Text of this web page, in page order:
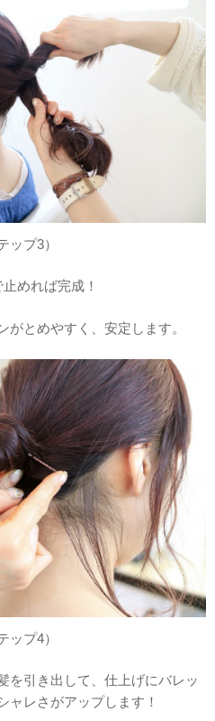
ップ3）
めれば完成！
がとめやすく、安定します。
ップ4）
を引き出して、仕上げにバレッ
ャレさがアップします！